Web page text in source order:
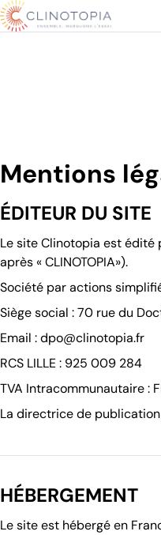
Mentions
ÉDITEUR DU SITE
Le site Clinotopia est
après « CLINOTOPIA»).
Société par actions
Siège social : 70 rue du
Email :dpo@clinotopia.fr
RCS LILLE : 925 009 284
TVA Intracommunautaire :
La directrice de publication
HÉBERGEMENT
Le site est hébergé en